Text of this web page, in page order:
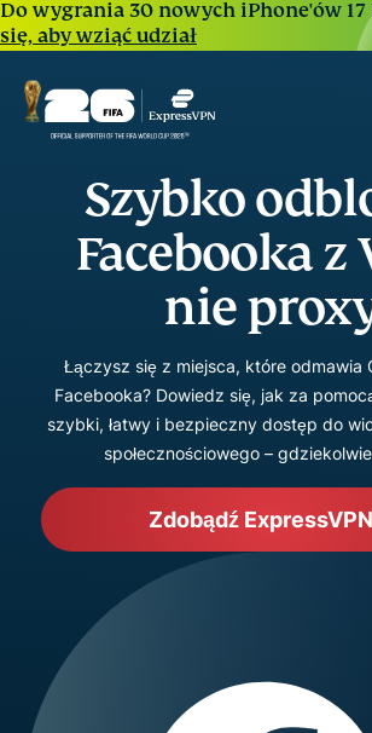
Do wygrania 30 nowych iPhone'ów
się, aby wziąć udział
Szybko
Facebooka z
nie
Łączysz się z miejsca, które odmawia
Facebooka? Dowiedz się, jak za
szybki, łatwy i bezpieczny dostęp do
społecznościowego –
Zdobądź ExpressVPN